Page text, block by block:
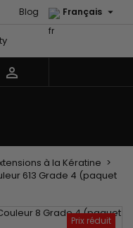
Français 
Blog

à la Kératine
613 Grade 4 (paquet
Prix réduit